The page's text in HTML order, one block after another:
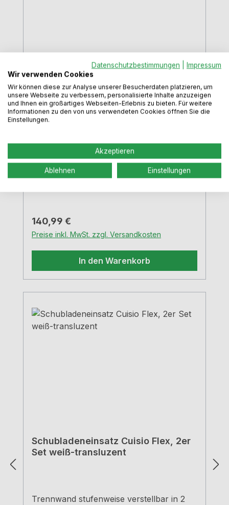
Schubladeneinsatz Cuisio Flex, 4er
Set graphit-transluzent
Trennwand stufenweise verstellbar in 2
bei gleichzeitiger Schaffung weiterer
sicheren Stand auf der Fläche lediglich ein
Artikel zur Bestückung aller
Auszugsbreiten notwendig, da
schwarz Mittelteil graphit-transluzent
Regulärer Preis:
140,99 €
Preise inkl. MwSt. zzgl. Versandkosten
In den Warenkorb
Schubladeneinsatz Cuisio Flex, 2er
Set weiß-transluzent
Trennwand stufenweise verstellbar in 2
Datenschutzbestimmungen
Impressum
Wir verwenden Cookies
Wir können diese zur Analyse unserer Besucherdaten platzieren, um
unsere Webseite zu verbessern, personalisierte Inhalte anzuzeigen
und Ihnen ein großartiges Webseiten-Erlebnis zu bieten. Für weitere
Informationen zu den von uns verwendeten Cookies öffnen Sie die
Einstellungen.
Akzeptieren
Ablehnen Einstellungen